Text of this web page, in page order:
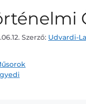
Szerző: Udvardi-